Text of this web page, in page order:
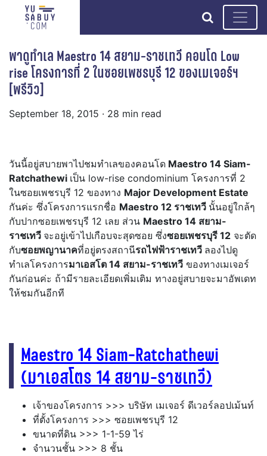
search
พาดูทำเล Maestro 14 สยาม-ราชเทวี คอนโด Low
rise โครงการที่ 2 ในซอยเพชรบุรี 12 ของเมเจอร์ฯ
[พรีวิว]
September 18, 2015 · 28 min read
วันนี้อยู่สบายพาไปชมทำเลของคอนโด Maestro 14 Siam-
Ratchathewi เป็น low-rise condominium โครงการที่ 2
ในซอยเพชรบุรี 12 ของทาง Major Development Estate
กันค่ะ ซึ่งโครงการแรกชื่อ Maestro 12 ราชเทวี นั้นอยู่ใกล้ๆ
กับปากซอยเพชรบุรี 12 เลย ส่วน Maestro 14 สยาม-
ราชเทวี จะอยู่เข้าไปเกือบจะสุดซอย ซึ่งซอยเพชรบุรี 12 จะตัด
กับซอยพญานาคที่อยู่ตรงสถานีรถไฟฟ้าราชเทวี ลองไปดู
ทำเลโครงการมาเอสโต 14 สยาม-ราชเทวี ของทางเมเจอร์
กันก่อนค่ะ ถ้ามีรายละเอียดเพิ่มเติม ทางอยู่สบายจะมาอัพเดท
ให้ชมกันอีกที
Maestro 14 Siam-Ratchathewi
(มาเอสโตร 14 สยาม-ราชเทวี)
เจ้าของโครงการ >>> บริษัท เมเจอร์ ดีเวอร์ลอปเม้นท์
ที่ตั้งโครงการ >>> ซอยเพชรบุรี 12
ขนาดที่ดิน >>> 1-1-59 ไร่
จำนวนชั้น >>> 8 ชั้น